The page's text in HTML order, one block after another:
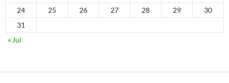
24
25 26 27 28 29
30
31
« Jul